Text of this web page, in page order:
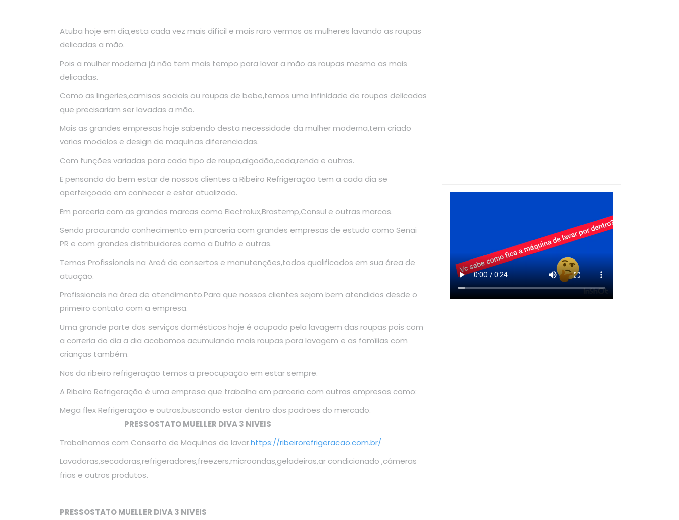
Atuba hoje em dia,esta cada vez mais difícil e mais raro vermos as mulheres lavando as roupas
delicadas a mão.
Pois a mulher moderna já não tem mais tempo para lavar a mão as roupas mesmo as mais
delicadas.
Como as lingeries,camisas sociais ou roupas de bebe,temos uma infinidade de roupas delicadas
que precisariam ser lavadas a mão.
Mais as grandes empresas hoje sabendo desta necessidade da mulher moderna,tem criado
varias modelos e design de maquinas diferenciadas.
Com funções variadas para cada tipo de roupa,algodão,ceda,renda e outras.
E pensando do bem estar de nossos clientes a Ribeiro Refrigeração tem a cada dia se
aperfeiçoado em conhecer e estar atualizado.
Em parceria com as grandes marcas como Electrolux,Brastemp,Consul e outras marcas.
Sendo procurando conhecimento em parceria com grandes empresas de estudo como Senai
PR e com grandes distribuidores como a Dufrio e outras.
Temos Profissionais na Areá de consertos e manutenções,todos qualificados em sua área de
atuação.
Profissionais na área de atendimento.Para que nossos clientes sejam bem atendidos desde o
primeiro contato com a empresa.
Uma grande parte dos serviços domésticos hoje é ocupado pela lavagem das roupas pois com
a correria do dia a dia acabamos acumulando mais roupas para lavagem e as famílias com
crianças também.
Nos da ribeiro refrigeração temos a preocupação em estar sempre.
A Ribeiro Refrigeração é uma empresa que trabalha em parceria com outras empresas como:
Mega flex Refrigeração e outras,buscando estar dentro dos padrões do mercado.
PRESSOSTATO MUELLER DIVA 3 NIVEIS
Trabalhamos com Conserto de Maquinas de lavar.https://ribeirorefrigeracao.com.br/
Lavadoras,secadoras,refrigeradores,freezers,microondas,geladeiras,ar condicionado ,câmeras
frias e outros produtos.
PRESSOSTATO MUELLER DIVA 3 NIVEIS